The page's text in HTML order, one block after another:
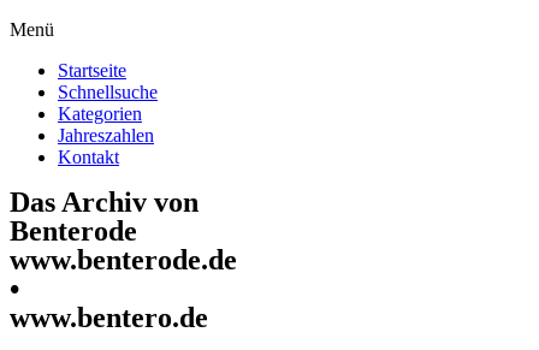
Menü
Startseite
Schnellsuche
Kategorien
Jahreszahlen
Kontakt
Das Archiv von
Benterode
www.benterode.de
•
www.bentero.de